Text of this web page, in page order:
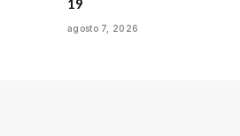
19
agosto 7, 2026